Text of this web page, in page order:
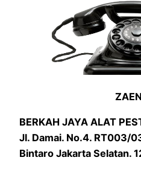
BERKAH JAYA ALAT
Jl. Damai. No.4. RT003/
Bintaro Jakarta Selatan.